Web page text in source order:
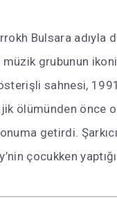
Bulsara adıyla
müzik grubunun
sahnesi,
ölümünden önce
getirdi.
çocukken